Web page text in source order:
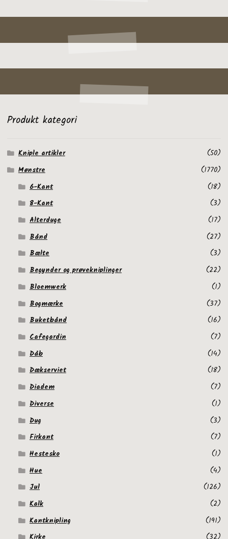
Produkt kategori
Kniple artikler
(50)
Mønstre
(1770)
6-Kant
(18)
8-Kant
(3)
Alterduge
(17)
Bånd
(27)
Bælte
(3)
Begynder og prøvekniplinger
(22)
Bloemwerk
(1)
Bogmærke
(37)
Buketbånd
(16)
Cafegardin
(7)
Dåb
(14)
Dækserviet
(18)
Diadem
(7)
Diverse
(1)
Dug
(3)
Firkant
(7)
Hestesko
(1)
Hue
(4)
Jul
(126)
Kalk
(2)
Kantknipling
(191)